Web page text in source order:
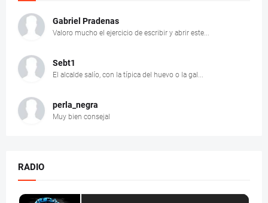
Gabriel Pradenas
Valoro mucho el ejercicio de escribir y abrir este...
Sebt1
El alcalde salío, con la típica del huevo o la gal...
perla_negra
Muy bien consejal
RADIO